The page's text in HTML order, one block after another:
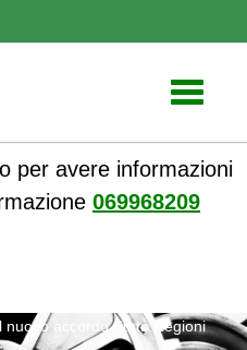
Toggle
per avere informazioni
069968209
nuovo accordo Stato Regioni